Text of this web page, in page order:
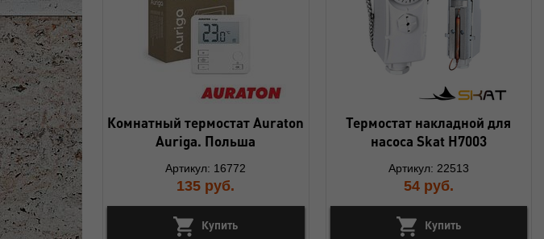
Комнатный термостат Auraton
Auriga. Польша
Артикул: 16772
135 руб.
Купить
Термостат накладной для
насоса Skat H7003
Артикул: 22513
54 руб.
Купить